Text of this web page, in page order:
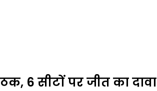
6 सीटों पर जीत का दावा